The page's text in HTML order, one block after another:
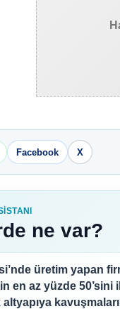
Facebook X
ne var?
üretim yapan
en az yüzde 50’sini